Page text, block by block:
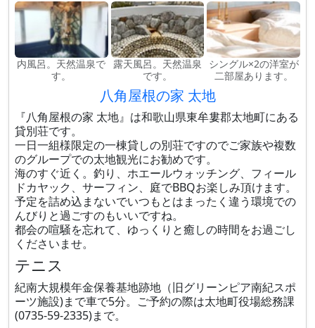
内風呂。天然温泉で
す。
露天風呂。天然温泉
です。
シングル×2の洋室が
二部屋あります。
八角屋根の家 太地
『八角屋根の家 太地』は和歌山県東牟婁郡太地町にある
貸別荘です。
一日一組様限定の一棟貸しの別荘ですのでご家族や複数
のグループでの太地観光にお勧めです。
海のすぐ近く。釣り、ホエールウォッチング、フィール
ドカヤック、サーフィン、庭でBBQお楽しみ頂けます。
予定を詰め込まないでいつもとはまったく違う環境での
んびりと過ごすのもいいですね。
都会の喧騒を忘れて、ゆっくりと癒しの時間をお過ごし
くださいませ。
テニス
紀南大規模年金保養基地跡地（旧グリーンピア南紀スポ
ーツ施設)まで車で5分。ご予約の際は太地町役場総務課
(0735-59-2335)まで。